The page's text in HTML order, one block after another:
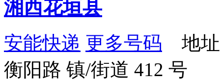
湘西花垣县
安能快递 更多号码 地址
衡阳路 镇/街道 412 号